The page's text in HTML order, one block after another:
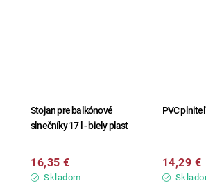
Stojan pre balkónové
slnečníky 17 l - biely plast
Skladom
16,35 €
PVC
14,29 €